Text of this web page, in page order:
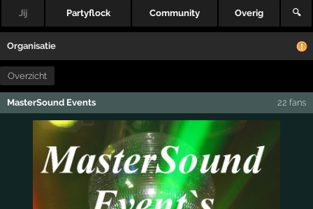
Jij Partyflock Community Overig 🔍
Organisatie
Overzicht
MasterSound Events 22 fans